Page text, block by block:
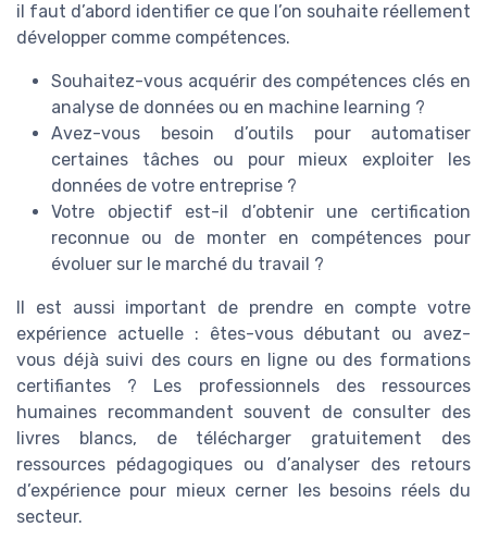
il faut d’abord identifier ce que l’on souhaite réellement
développer comme compétences.
Souhaitez-vous acquérir des compétences clés en
analyse de données ou en machine learning ?
Avez-vous besoin d’outils pour automatiser
certaines tâches ou pour mieux exploiter les
données de votre entreprise ?
Votre objectif est-il d’obtenir une certification
reconnue ou de monter en compétences pour
évoluer sur le marché du travail ?
Il est aussi important de prendre en compte votre
expérience actuelle : êtes-vous débutant ou avez-
vous déjà suivi des cours en ligne ou des formations
certifiantes ? Les professionnels des ressources
humaines recommandent souvent de consulter des
livres blancs, de télécharger gratuitement des
ressources pédagogiques ou d’analyser des retours
d’expérience pour mieux cerner les besoins réels du
secteur.